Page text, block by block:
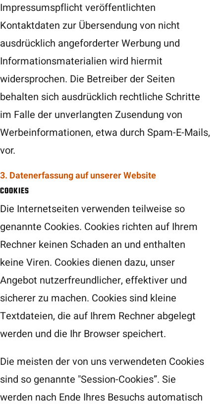
Impressumspflicht veröffentlichten
Kontaktdaten zur Übersendung von nicht
ausdrücklich angeforderter Werbung und
Informationsmaterialien wird hiermit
widersprochen. Die Betreiber der Seiten
behalten sich ausdrücklich rechtliche Schritte
im Falle der unverlangten Zusendung von
Werbeinformationen, etwa durch Spam-E-Mails,
vor.
3. Datenerfassung auf unserer Website
COOKIES
Die Internetseiten verwenden teilweise so
genannte Cookies. Cookies richten auf Ihrem
Rechner keinen Schaden an und enthalten
keine Viren. Cookies dienen dazu, unser
Angebot nutzerfreundlicher, effektiver und
sicherer zu machen. Cookies sind kleine
Textdateien, die auf Ihrem Rechner abgelegt
werden und die Ihr Browser speichert.
Die meisten der von uns verwendeten Cookies
sind so genannte "Session-Cookies”. Sie
werden nach Ende Ihres Besuchs automatisch